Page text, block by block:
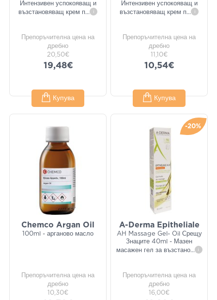
Интензивен успокояващ и
възстановяващ крем п... i
Препоръчителна цена на
дребно
20,50€
19,48€
Купува
Интензивен успокояващ и
възстановяващ крем п... i
Препоръчителна цена на
дребно
11,10€
10,54€
Купува
Chemco Argan Oil
100ml - арганово масло
Препоръчителна цена на
дребно
10,30€
-20%
A-Derma Epitheliale
AH Massage Gel- Oil Срещу
Знаците 40ml - Мазен
масажен гел за възстано... i
Препоръчителна цена на
дребно
16,00€